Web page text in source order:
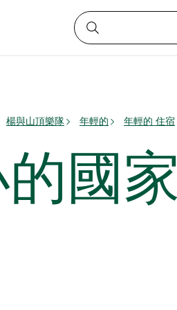
楊與山頂樂隊 年輕的 年輕的 住宿
國家